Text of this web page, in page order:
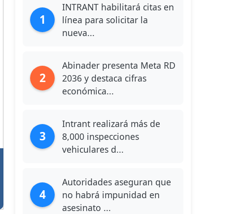
1
INTRANT habilitará citas en
línea para solicitar la
nueva...
2
Abinader presenta Meta RD
2036 y destaca cifras
económica...
3
Intrant realizará más de
8,000 inspecciones
vehiculares d...
4
Autoridades aseguran que
no habrá impunidad en
asesinato ...